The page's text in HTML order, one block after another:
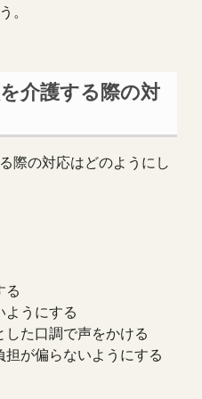
。
介護する際の対
際の対応はどのようにし
る
ようにする
た口調で声をかける
が偏らないようにする